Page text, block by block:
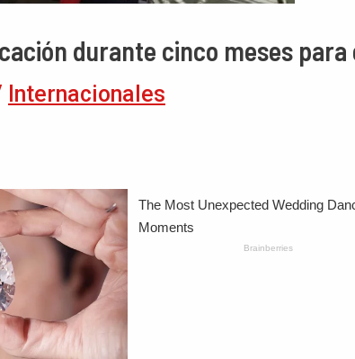
durante cinco meses para
Internacionales